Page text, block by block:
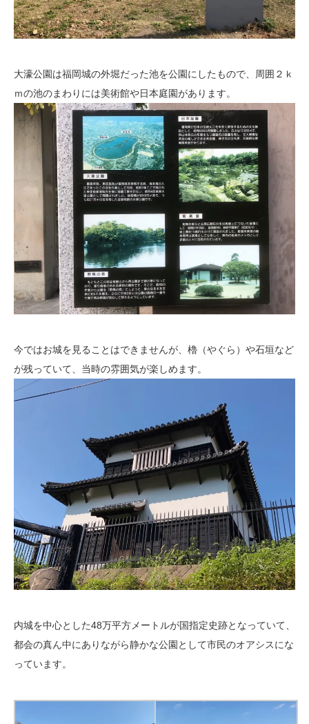
大濠公園は福岡城の外堀だった池を公園にしたもので、周囲２ｋ
ｍの池のまわりには美術館や日本庭園があります。
今ではお城を見ることはできませんが、櫓（やぐら）や石垣など
が残っていて、当時の雰囲気が楽しめます。
内城を中心とした48万平方メートルが国指定史跡となっていて、
都会の真ん中にありながら静かな公園として市民のオアシスにな
っています。